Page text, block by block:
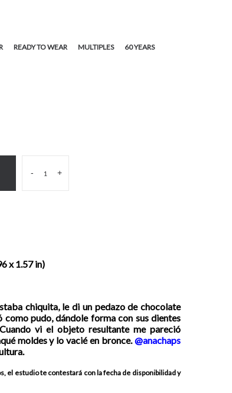
READY TO WEAR MULTIPLES 60 YEARS
- +
x 1.57 in)
chiquita, le di un pedazo de chocolate
como pudo, dándole forma con sus dientes
vi el objeto resultante me pareció
moldes y lo vacié en bronce.@anachaps
el estudio te contestará con la fecha de disponibilidad y